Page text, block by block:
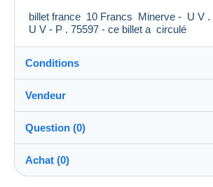
billet france 10 Francs Minerve - U V .
U V - P . 75597 - ce billet a circulé
Conditions
Destination :
Voir la liste des pays
Remise en main propre :
Oui
Vendeur
michlape100%(7473x)
PRO
Boutique
Question (0)
Achat (0)